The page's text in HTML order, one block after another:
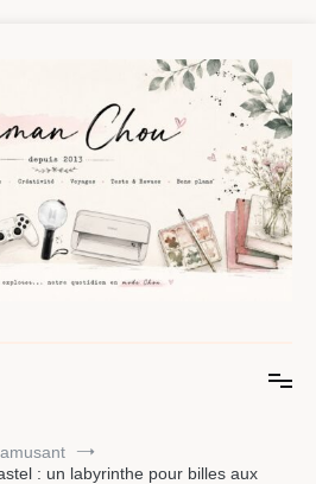
: un labyrinthe pour billes aux